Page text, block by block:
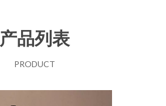
产品列表
PRODUCT